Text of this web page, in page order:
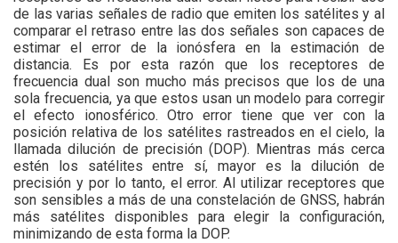
de las varias señales de radio que emiten los satélites y al
comparar el retraso entre las dos señales son capaces de
estimar el error de la ionósfera en la estimación de
distancia. Es por esta razón que los receptores de
frecuencia dual son mucho más precisos que los de una
sola frecuencia, ya que estos usan un modelo para corregir
el efecto ionosférico. Otro error tiene que ver con la
posición relativa de los satélites rastreados en el cielo, la
llamada dilución de precisión (DOP). Mientras más cerca
estén los satélites entre sí, mayor es la dilución de
precisión y por lo tanto, el error. Al utilizar receptores que
son sensibles a más de una constelación de GNSS, habrán
más satélites disponibles para elegir la configuración,
minimizando de esta forma la DOP.